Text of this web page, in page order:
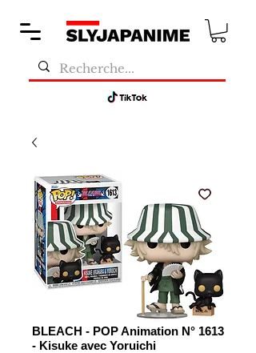
BLEACH - POP Animation N° 1613
- Kisuke avec Yoruichi